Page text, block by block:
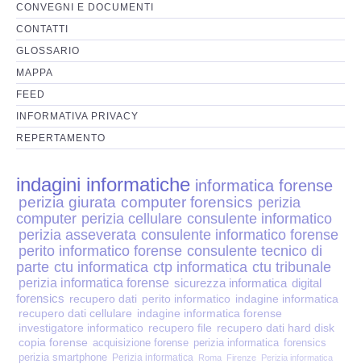
Perizia Web Reputation
Perizia Host e Mainframe
Perizia Contratti ICT
Perizia Disp. Elettronici
Perizia Stalking
Perizia Cyber Bullismo
Incarichi CTU e CTP
Perizia Centralini PBX e VOIP
Perizia Estimo
CONVEGNI E DOCUMENTI
CONTATTI
GLOSSARIO
MAPPA
FEED
INFORMATIVA PRIVACY
REPERTAMENTO
indagini informatiche informatica forense
perizia giurata computer forensics perizia
computer perizia cellulare consulente informatico
perizia asseverata consulente informatico forense
perito informatico forense consulente tecnico di
parte ctu informatica ctp informatica ctu tribunale
perizia informatica forense sicurezza informatica digital
forensics recupero dati perito informatico indagine informatica
recupero dati cellulare indagine informatica forense
investigatore informatico recupero file recupero dati hard disk
copia forense acquisizione forense perizia informatica forensics
perizia smartphone Perizia informatica Roma Firenze Perizia informatica